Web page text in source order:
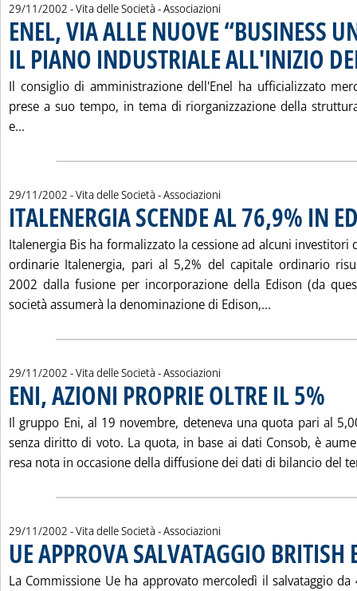
29/11/2002 - Vita delle Società - Associazioni
ENEL, VIA ALLE NUOVE “BUSINESS
IL PIANO INDUSTRIALE ALL'INIZIO
Il consiglio di amministrazione dell'Enel ha ufficializzato
prese a suo tempo, in tema di riorganizzazione della
e...
29/11/2002 - Vita delle Società - Associazioni
ITALENERGIA SCENDE AL 76,9% IN
Italenergia Bis ha formalizzato la cessione ad alcuni
ordinarie Italenergia, pari al 5,2% del capitale ordinario
2002 dalla fusione per incorporazione della Edison (da
società assumerà la denominazione di Edison,...
29/11/2002 - Vita delle Società - Associazioni
ENI, AZIONI PROPRIE OLTRE IL 5%
Il gruppo Eni, al 19 novembre, deteneva una quota pari al
senza diritto di voto. La quota, in base ai dati Consob, è
resa nota in occasione della diffusione dei dati di bilancio del
29/11/2002 - Vita delle Società - Associazioni
UE APPROVA SALVATAGGIO BRITISH
La Commissione Ue ha approvato mercoledì il salvataggio